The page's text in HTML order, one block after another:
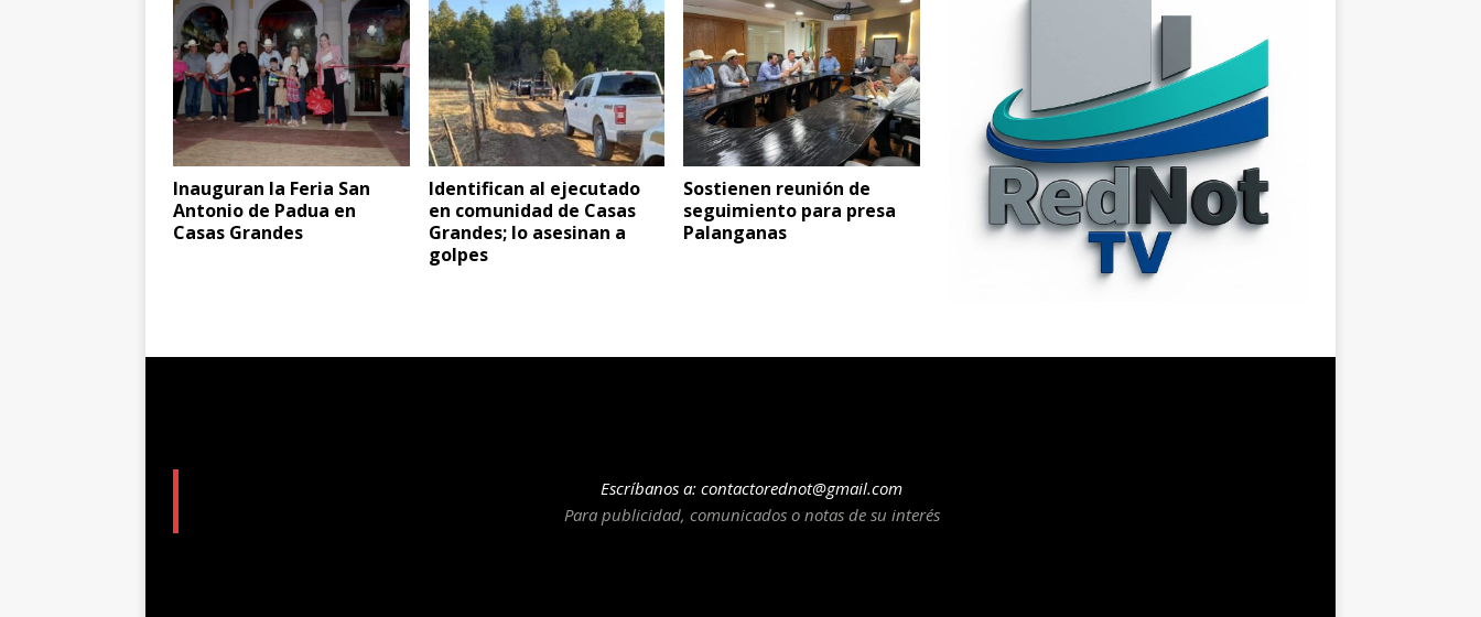
Inauguran la Feria San
Antonio de Padua en
Casas Grandes
Identifican al ejecutado
en comunidad de Casas
Grandes; lo asesinan a
golpes
Sostienen reunión de
seguimiento para presa
Palanganas
Escríbanos a: contactorednot@gmail.com
Para publicidad, comunicados o notas de su interés